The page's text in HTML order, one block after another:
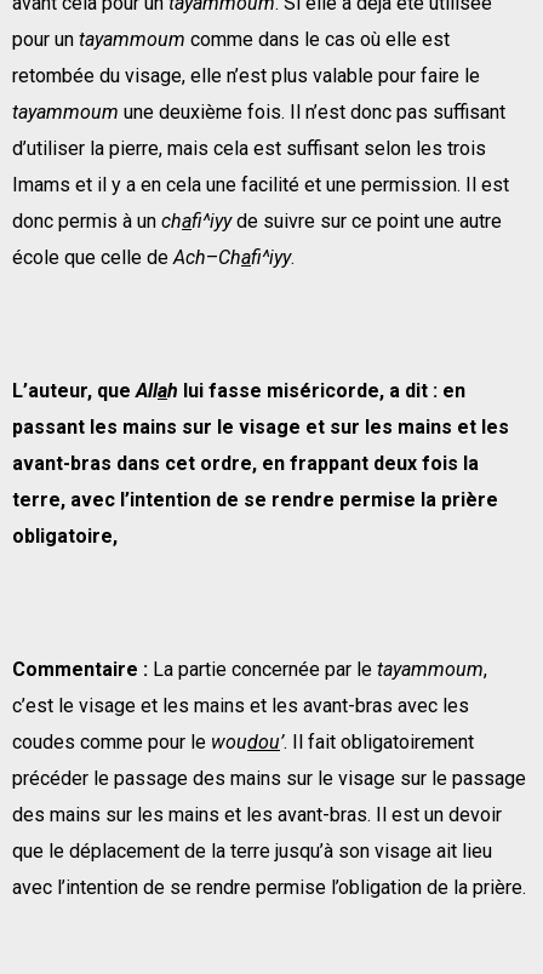
pour un tayammoum comme dans le cas où elle est
retombée du visage, elle n’est plus valable pour faire le
tayammoum une deuxième fois. Il n’est donc pas suffisant
d’utiliser la pierre, mais cela est suffisant selon les trois
Imams et il y a en cela une facilité et une permission. Il est
donc permis à un chafi^iyyde suivre sur ce point une autre
école que celle deAch–Chafi^iyy.
L’auteur, queAllah lui fasse miséricorde, a dit : en
passant les mains sur le visage et sur les mains et les
avant-bras dans cet ordre, en frappant deux fois la
terre, avec l’intention de se rendre permise la prière
obligatoire,
Commentaire : La partie concernée par le tayammoum,
c’est le visage et les mains et les avant-bras avec les
coudes comme pour le woudou’. Il fait obligatoirement
précéder le passage des mains sur le visage sur le passage
des mains sur les mains et les avant-bras. Il est un devoir
que le déplacement de la terre jusqu’à son visage ait lieu
avec l’intention de se rendre permise l’obligation de la prière.